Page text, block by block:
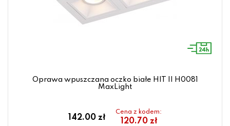
Oprawa wpuszczana oczko białe HIT II H0081
MaxLight
142.00 zł
Cena z kodem:
120.70 zł